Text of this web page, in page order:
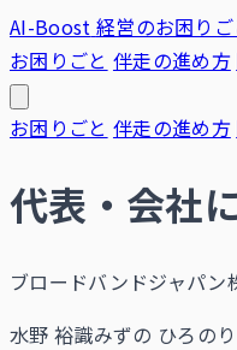
AI-Boost 経営のお困り
お困りごと 伴走の進め方
お困りごと 伴走の進め方
代表・会社
ブロードバンドジャパン
水野 裕識みずの ひろのり